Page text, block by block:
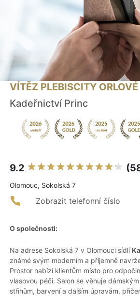
VÍTĚZ PLEBISCITY ORLOVÉ
Kadeřnictví Princ
9.2
Olomouc, Sokolská 7
Zobrazit telefonní číslo
O společnosti:
Na adrese Sokolská 7 v Olomouci sídlí
známé svým moderním a příjemně
Prostor nabízí klientům místo pro
vlasovou péči. Salon se věnuje
střihům, barvení a dalším úpravám,